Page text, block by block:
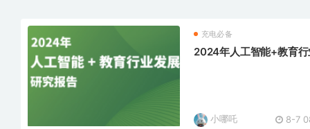
充电必备
2024年人工智能+教育
小哪吒 8-7